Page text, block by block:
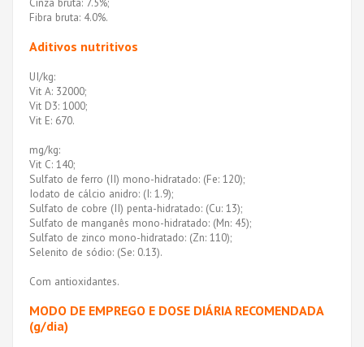
Fibra bruta: 4.0%.
Aditivos nutritivos
UI/kg:
Vit A: 32000;
Vit D3: 1000;
Vit E: 670.
mg/kg:
Vit C: 140;
Sulfato de ferro (II) mono-hidratado: (Fe: 120);
Iodato de cálcio anidro: (I: 1.9);
Sulfato de cobre (II) penta-hidratado: (Cu: 13);
Sulfato de manganês mono-hidratado: (Mn: 45);
Sulfato de zinco mono-hidratado: (Zn: 110);
Selenito de sódio: (Se: 0.13).
Com antioxidantes.
MODO DE EMPREGO E DOSE DIÁRIA RECOMENDADA
(g/dia)